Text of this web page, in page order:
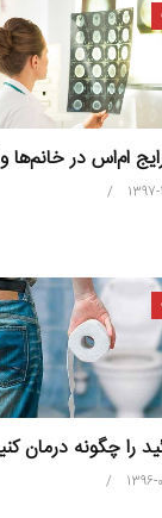
ام‌اس در خانم‌ها
1397-
را چگونه درمان
1396-